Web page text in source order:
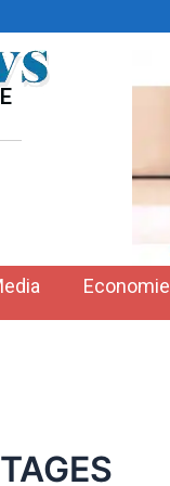
Economie